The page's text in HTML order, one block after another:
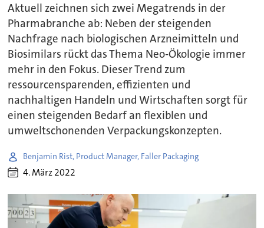
Aktuell zeichnen sich zwei Megatrends in der
Pharmabranche ab: Neben der steigenden
Nachfrage nach biologischen Arzneimitteln und
Biosimilars rückt das Thema Neo-Ökologie immer
mehr in den Fokus. Dieser Trend zum
ressourcensparenden, effizienten und
nachhaltigen Handeln und Wirtschaften sorgt für
einen steigenden Bedarf an flexiblen und
umweltschonenden Verpackungskonzepten.
Benjamin Rist, Product Manager, Faller Packaging
4. März 2022